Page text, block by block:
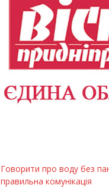
Говорити про воду без
правильна комунікація